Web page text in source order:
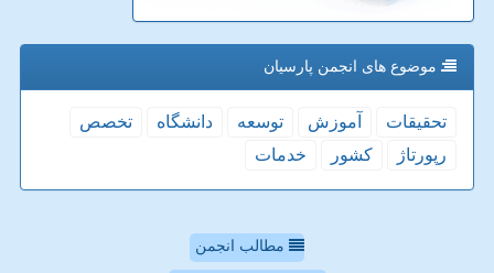
موضوع های انجمن پارسیان
تحقیقات آموزش توسعه دانشگاه
تخصص
رپورتاژ
كشور خدمات
مطالب انجمن